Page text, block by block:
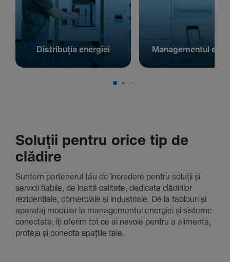
Distribuția energiei Managementul
Soluții pentru orice tip de
clădire
Suntem parte­nerul tău de încre­dere pentru soluții și
servicii fiabile, de înaltă cali­tate, dedi­cate clădi­rilor
rezi­den­țiale, comer­ciale și indus­triale. De la tablouri și
aparataj modular la managementul energiei și sisteme
conec­tate, îți oferim tot ce ai nevoie pentru a alimenta,
proteja și conecta spațiile tale.